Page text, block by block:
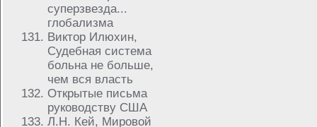
суперзвезда...
глобализма
Виктор Илюхин,
Судебная система
больна не больше,
чем вся власть
Открытые письма
руководству США
Л.Н. Кей, Мировой